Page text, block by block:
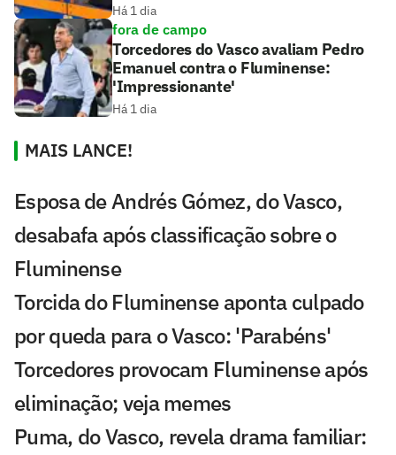
Há 1 dia
fora de campo
Torcedores do Vasco avaliam Pedro
Emanuel contra o Fluminense:
'Impressionante'
Há 1 dia
MAIS LANCE!
Esposa de Andrés Gómez, do Vasco,
desabafa após classificação sobre o
Fluminense
Torcida do Fluminense aponta culpado
por queda para o Vasco: 'Parabéns'
Torcedores provocam Fluminense após
eliminação; veja memes
Puma, do Vasco, revela drama familiar: